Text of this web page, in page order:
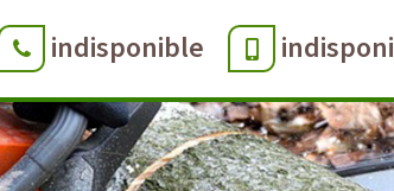
indisponible